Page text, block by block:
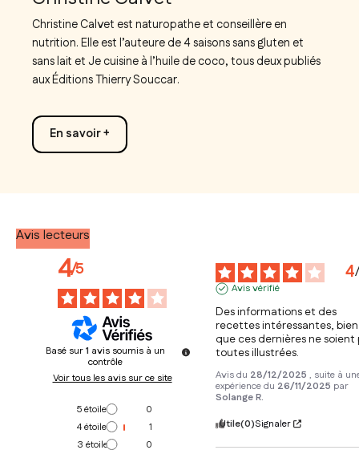
Christine Calvet est naturopathe et conseillère en
nutrition. Elle est l’auteure de 4 saisons sans gluten et
sans lait et Je cuisine à l’huile de coco, tous deux publiés
aux Éditions Thierry Souccar.
En savoir +
Avis lecteurs
4/5
Basé sur1 avis soumis à un
contrôle
Voir tous les avis sur ce site
5étoiles
0
4étoiles
1
3 étoiles
0
4
Avis vérifié
Des informations et des
recettes intéressantes, bien
que ces dernières ne soient
toutes illustrées.
Avis du 28/12/2025 , suite à
expérience du 26/11/2025 par
Solange R.
Utile(0)Signaler